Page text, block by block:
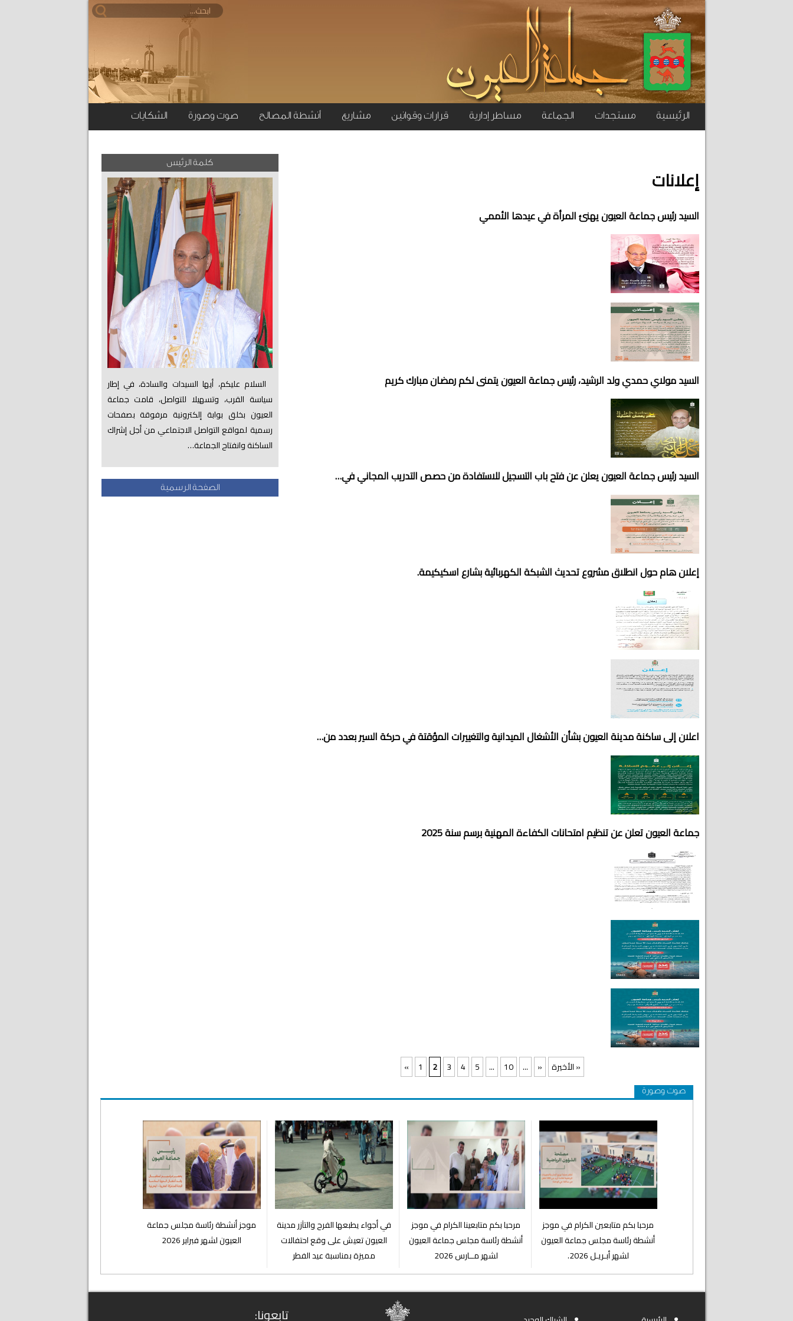
الرئيسية مستجدات الجماعة مساطر إدارية قرارات وقوانين مشاريع أنشطة المصالح صوت وصورة الشكايات
إعلانات
السيد رئيس جماعة العيون يهنئ المرأة في عيدها الأممي
السيد مولاي حمدي ولد الرشيد، رئيس جماعة العيون يتمنى لكم رمضان مبارك كريم
السيد رئيس جماعة العيون يعلن عن فتح باب التسجيل للاستفادة من حصص التدريب المجاني في…
إعلان هام حول انطلاق مشروع تحديث الشبكة الكهربائية بشارع اسكيكيمة.
اعلان إلى ساكنة مدينة العيون بشأن الأشغال الميدانية والتغييرات المؤقتة في حركة السير بعدد من…
جماعة العيون تعلن عن تنظيم امتحانات الكفاءة المهنية برسم سنة 2025
« 1 2 3 4 5 ... 10 ... » الأخيرة »
كلمة الرئيس
السلام عليكم، أيها السيدات والسادة، في إطار
سياسة القرب، وتسهيلا للتواصل، قامت جماعة
العيون بخلق بوابة إلكترونية مرفوقة بصفحات
رسمية لمواقع التواصل الاجتماعي من أجل إشراك
الساكنة وانفتاح الجماعة…
الصفحة الرسمية
صوت وصورة
⁨مرحبا بكم متابعين الكرام في موجز
أنشطة رئاسة مجلس جماعة العيون
لشهر أبـريـل 2026.
مرحبا بكم متابعينا الكرام في موجز
أنشطة رئاسة مجلس جماعة العيون
لشهر مــارس 2026
في أجواء يطبعها الفرح والتآزر مدينة
العيون تعيش على وقع احتفالات
مميزة بمناسبة عيد الفطر
موجز أنشطة رئاسة مجلس جماعة
العيون لشهر فبراير 2026
تابعونا: